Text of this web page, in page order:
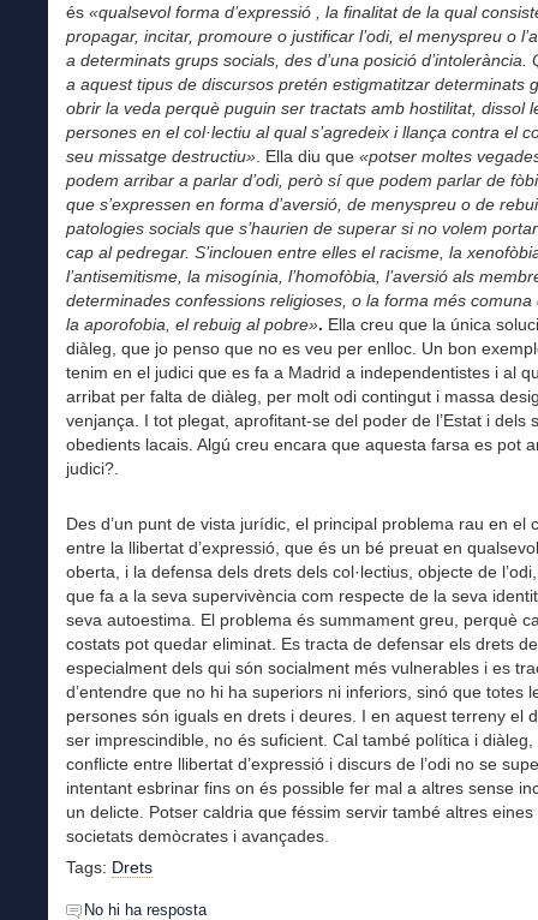
és «qualsevol forma d’expressió , la finalitat de la qual
propagar, incitar, promoure o justificar l’odi, el menyspreu o
a determinats grups socials, des d’una posició d’intolerància.
a aquest tipus de discursos pretén estigmatitzar determinats
obrir la veda perquè puguin ser tractats amb hostilitat, dissol
persones en el col·lectiu al qual s’agredeix i llança contra el
seu missatge destructiu» . Ella diu que «potser moltes
podem arribar a parlar d’odi, però sí que podem parlar de
que s’expressen en forma d’aversió, de menyspreu o de
patologies socials que s’haurien de superar si no volem
cap al pedregar. S’inclouen entre elles el racisme, la
l’antisemitisme, la misogínia, l’homofòbia, l’aversió als
determinades confessions religioses, o la forma més comuna
la aporofobia, el rebuig al pobre». Ella creu que la única
diàleg, que jo penso que no es veu per enlloc. Un bon
tenim en el judici que es fa a Madrid a independentistes i al
arribat per falta de diàleg, per molt odi contingut i massa
venjança. I tot plegat, aprofitant-se del poder de l’Estat i dels
obedients lacais. Algú creu encara que aquesta farsa es pot
judici?.
Des d’un punt de vista jurídic, el principal problema rau en el
entre la llibertat d’expressió, que és un bé preuat en
oberta, i la defensa dels drets dels col·lectius, objecte de
que fa a la seva supervivència com respecte de la seva
seva autoestima. El problema és summament greu, perquè
costats pot quedar eliminat. Es tracta de defensar els drets
especialment dels qui són socialment més vulnerables i es
d’entendre que no hi ha superiors ni inferiors, sinó que totes
persones són iguals en drets i deures. I en aquest terreny el
ser imprescindible, no és suficient. Cal també política i
conflicte entre llibertat d’expressió i discurs de l’odi no se
intentant esbrinar fins on és possible fer mal a altres sense
un delicte. Potser caldria que féssim servir també altres
societats demòcrates i avançades.
Tags: Drets
No hi ha resposta